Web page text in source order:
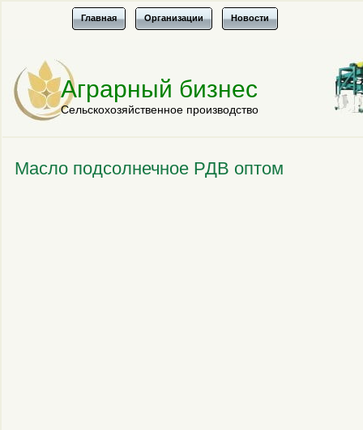
Главная Организации Новости
Аграрный бизнес
Сельскохозяйственное производство
Масло подсолнечное РДВ оптом